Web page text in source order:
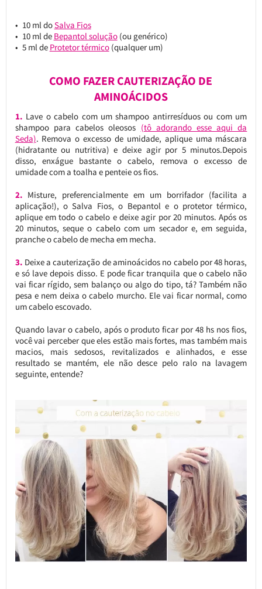
10 ml doSalva Fios
10 ml de Bepantol solução(ou genérico)
5 ml de Protetor térmico(qualquer um)
COMO FAZER CAUTERIZAÇÃO DE
AMINOÁCIDOS
1. Lave o cabelo com um shampoo antirresíduos ou com um
shampoo para cabelos oleosos (tô adorando esse aqui da
Seda). Remova o excesso de umidade, aplique uma máscara
(hidratante ou nutritiva) e deixe agir por 5 minutos.Depois
disso, enxágue bastante o cabelo, remova o excesso de
umidade com a toalha e penteie os fios.
2. Misture, preferencialmente em um borrifador (facilita a
aplicação!), o Salva Fios, o Bepantol e o protetor térmico,
aplique em todo o cabelo e deixe agir por 20 minutos. Após os
20 minutos, seque o cabelo com um secador e, em seguida,
pranche o cabelo de mecha em mecha.
3. Deixe a cauterização de aminoácidos no cabelo por 48 horas,
e só lave depois disso. E pode ficar tranquila que o cabelo não
vai ficar rígido, sem balanço ou algo do tipo, tá? Também não
pesa e nem deixa o cabelo murcho. Ele vai ficar normal, como
um cabelo escovado.
Quando lavar o cabelo, após o produto ficar por 48 hs nos fios,
você vai perceber que eles estão mais fortes, mas também mais
macios, mais sedosos, revitalizados e alinhados, e esse
resultado se mantém, ele não desce pelo ralo na lavagem
seguinte, entende?